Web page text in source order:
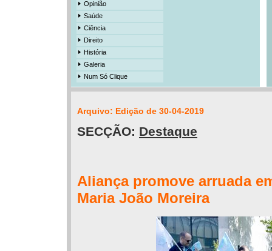
Opinião
Saúde
Ciência
Direito
História
Galeria
Num Só Clique
Arquivo: Edição de 30-04-2019
SECÇÃO: Destaque
Aliança promove arruada
Maria João Moreira